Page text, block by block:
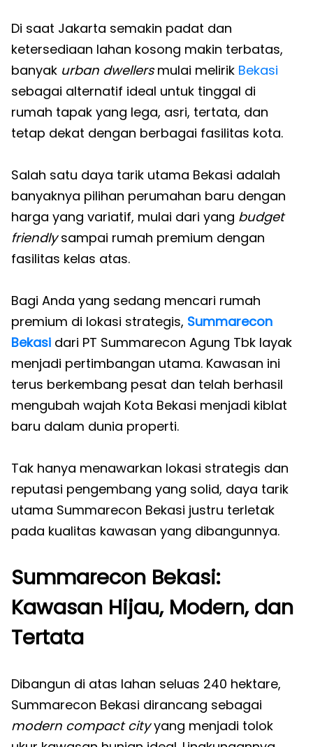
Di saat Jakarta semakin padat dan
ketersediaan lahan kosong makin terbatas,
banyak urban dwellersmulai melirik Bekasi
sebagai alternatif ideal untuk tinggal di
rumah tapak yang lega, asri, tertata, dan
tetap dekat dengan berbagai fasilitas kota.
Salah satu daya tarik utama Bekasi adalah
banyaknya pilihan perumahan baru dengan
harga yang variatif, mulai dari yang budget
friendlysampai rumah premium dengan
fasilitas kelas atas.
Bagi Anda yang sedang mencari rumah
premium di lokasi strategis, Summarecon
Bekasi dari PT Summarecon Agung Tbk layak
menjadi pertimbangan utama. Kawasan ini
terus berkembang pesat dan telah berhasil
mengubah wajah Kota Bekasi menjadi kiblat
baru dalam dunia properti.
Tak hanya menawarkan lokasi strategis dan
reputasi pengembang yang solid, daya tarik
utama Summarecon Bekasi justru terletak
pada kualitas kawasan yang dibangunnya.
Summarecon Bekasi:
Kawasan Hijau, Modern, dan
Tertata
Dibangun di atas lahan seluas 240 hektare,
Summarecon Bekasi dirancang sebagai
modern compact cityyang menjadi tolok